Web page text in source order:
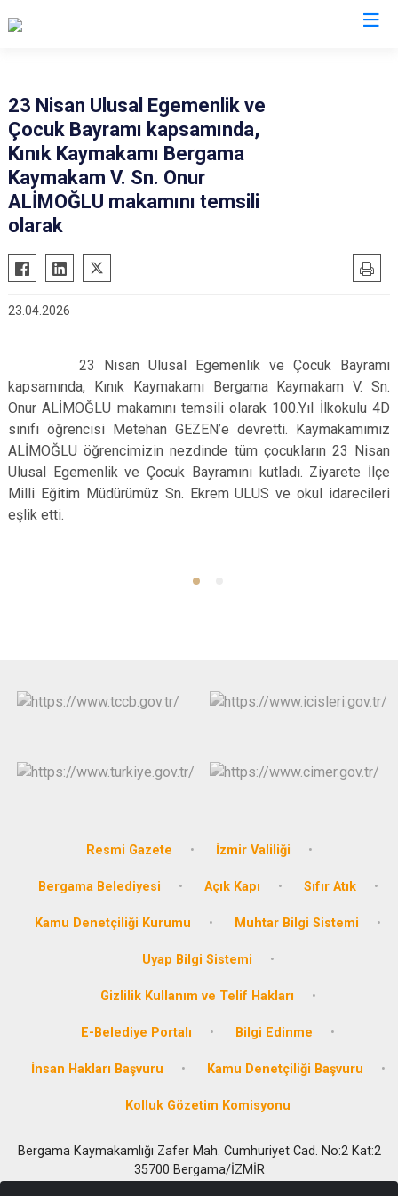
Aliağa
Balçova
Bayındır
Bergama
Beydağ
Bornova
Buca
Dikili
Foça
Gaziemir
Güzelbahçe
Konak
Menderes
Bayraklı
Karabağlar
23 Nisan Ulusal Egemenlik ve
Çocuk Bayramı kapsamında,
Kınık Kaymakamı Bergama
Kaymakam V. Sn. Onur
ALİMOĞLU makamını temsili
olarak
23.04.2026
23 Nisan Ulusal Egemenlik ve Çocuk Bayramı
kapsamında, Kınık Kaymakamı Bergama Kaymakam V. Sn.
Onur ALİMOĞLU makamını temsili olarak 100.Yıl İlkokulu 4D
sınıfı öğrencisi Metehan GEZEN’e devretti. Kaymakamımız
ALİMOĞLU öğrencimizin nezdinde tüm çocukların 23 Nisan
Ulusal Egemenlik ve Çocuk Bayramını kutladı. Ziyarete İlçe
Milli Eğitim Müdürümüz Sn. Ekrem ULUS ve okul idarecileri
eşlik etti.
Resmi Gazete İzmir Valiliği
Bergama Belediyesi Açık Kapı Sıfır Atık
Kamu Denetçiliği Kurumu Muhtar Bilgi Sistemi
Uyap Bilgi Sistemi
Gizlilik Kullanım ve Telif Hakları
E-Belediye Portalı Bilgi Edinme
İnsan Hakları Başvuru Kamu Denetçiliği Başvuru
Kolluk Gözetim Komisyonu
Bergama Kaymakamlığı Zafer Mah. Cumhuriyet Cad. No:2 Kat:2
35700 Bergama/İZMİR